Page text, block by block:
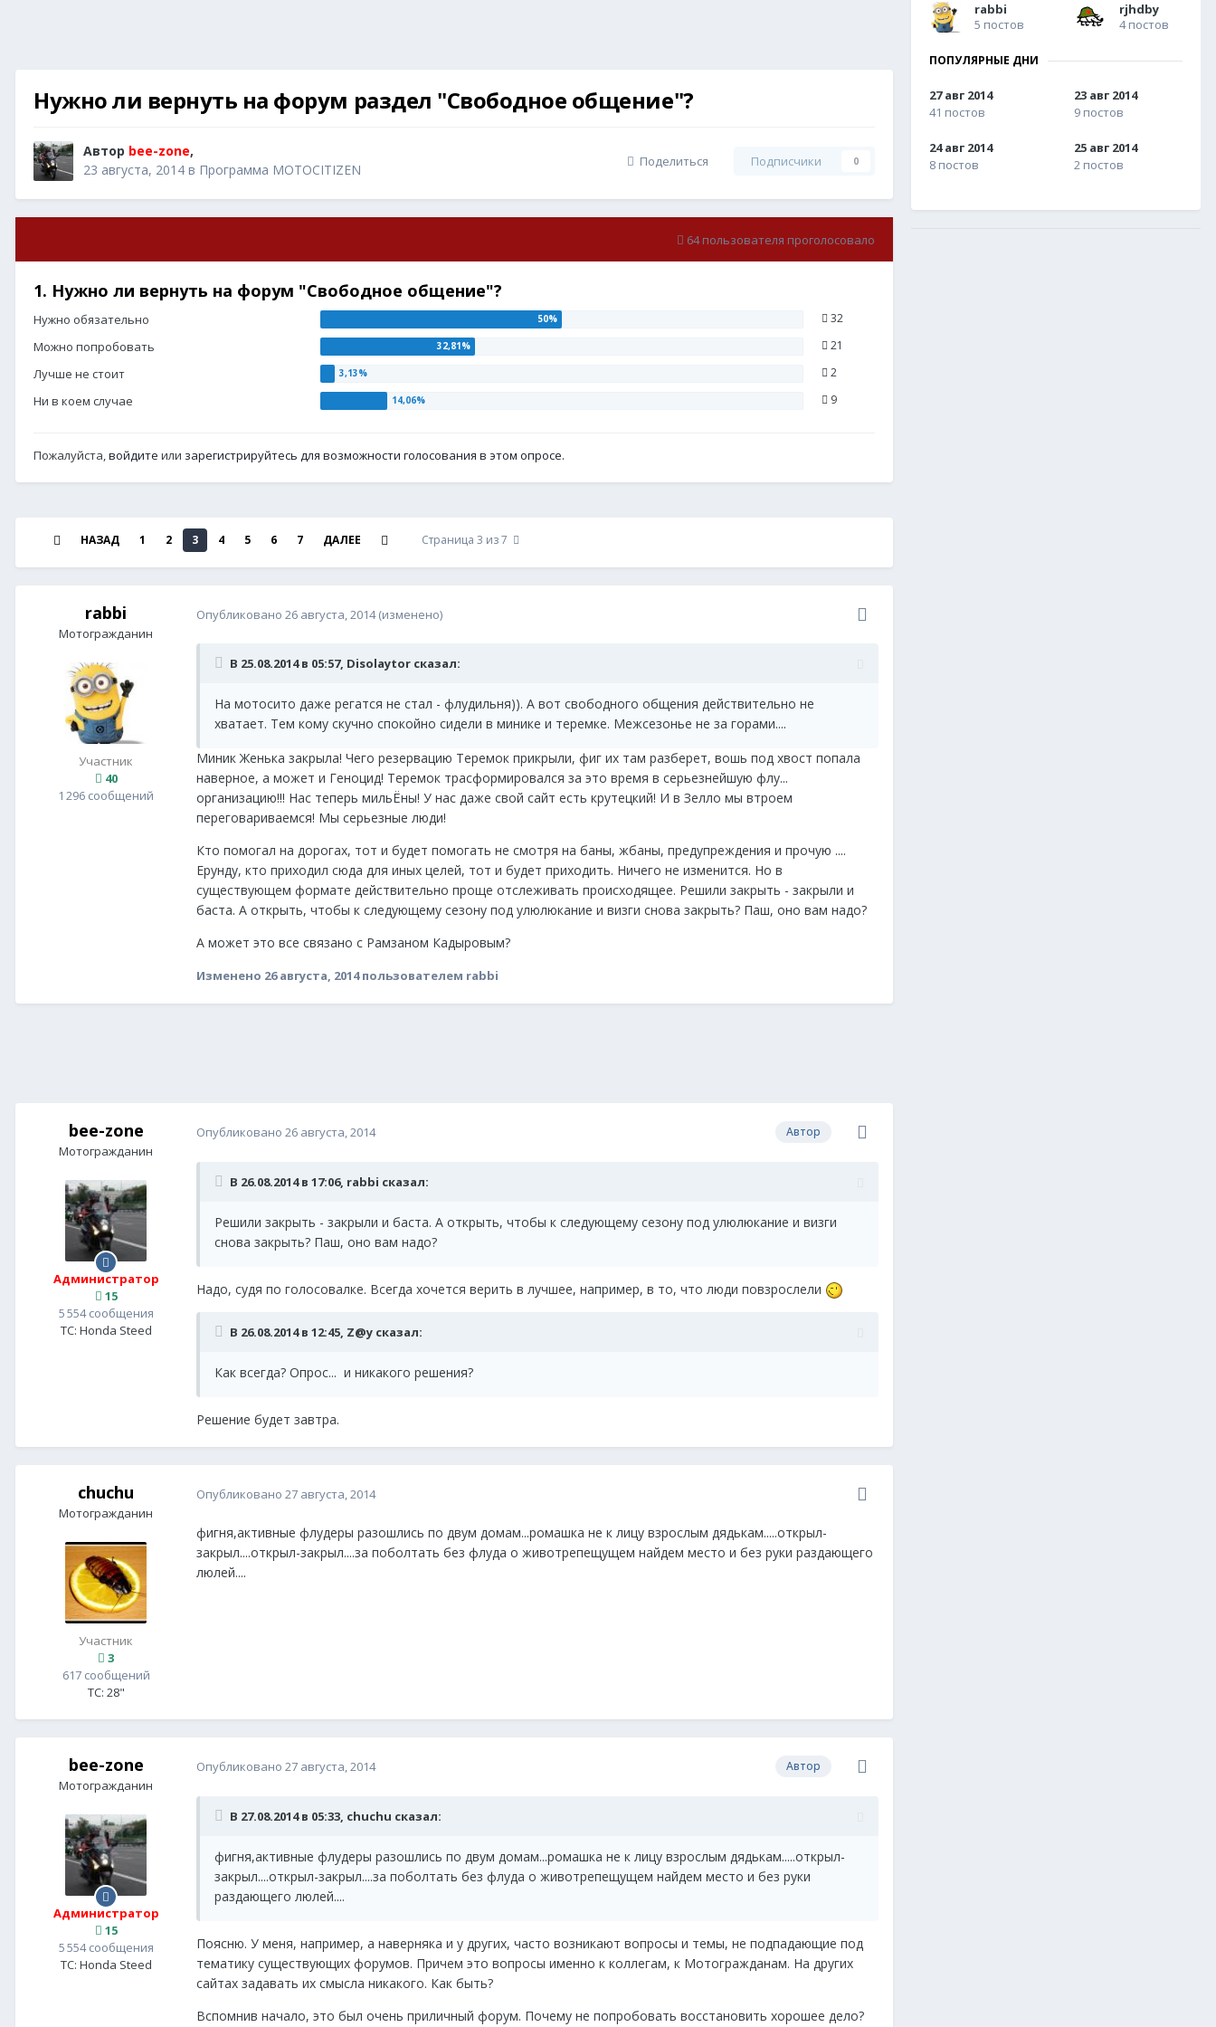
Нужно ли вернуть на форум раздел "Свободное общение"?
Автор bee-zone,
23 августа, 2014 в Программа MOTOCITIZEN Поделиться Подписчики 0
64 пользователя проголосовало
1. Нужно ли вернуть на форум "Свободное общение"?
Нужно обязательно 32
Можно попробовать 21
Лучше не стоит 2
Ни в коем случае 9
Пожалуйста,войдите или зарегистрируйтесь для возможности голосования в этом опросе.
НАЗАД 1 2 3 4 5 6 7 ДАЛЕЕ Страница 3 из 7
rabbi
Мотогражданин
Участник
40
1 296 сообщений
Опубликовано 26 августа, 2014 (изменено)
В 25.08.2014 в 05:57, Disolaytor сказал:
На мотосито даже регатся не стал - флудильня)). А вот свободного общения действительно не
хватает. Тем кому скучно спокойно сидели в минике и теремке. Межсезонье не за горами....
Миник Женька закрыла! Чего резервацию Теремок прикрыли, фиг их там разберет, вошь под хвост попала
наверное, а может и Геноцид! Теремок трасформировался за это время в серьезнейшую флу...
организацию!!! Нас теперь мильЁны! У нас даже свой сайт есть крутецкий! И в Зелло мы втроем
переговариваемся! Мы серьезные люди!
Кто помогал на дорогах, тот и будет помогать не смотря на баны, жбаны, предупреждения и прочую ....
Ерунду, кто приходил сюда для иных целей, тот и будет приходить. Ничего не изменится. Но в
существующем формате действительно проще отслеживать происходящее. Решили закрыть - закрыли и
баста. А открыть, чтобы к следующему сезону под улюлюкание и визги снова закрыть? Паш, оно вам надо?
А может это все связано с Рамзаном Кадыровым?
Изменено 26 августа, 2014пользователем rabbi
bee-zone
Мотогражданин
Администратор
15
5 554 сообщения
ТС: Honda Steed
Автор
Опубликовано 26 августа, 2014
В 26.08.2014 в 17:06, rabbi сказал:
Решили закрыть - закрыли и баста. А открыть, чтобы к следующему сезону под улюлюкание и визги
снова закрыть? Паш, оно вам надо?
Надо, судя по голосовалке. Всегда хочется верить в лучшее, например, в то, что люди повзрослели
В 26.08.2014 в 12:45, Z@y сказал:
Как всегда? Опрос... и никакого решения?
Решение будет завтра.
chuchu
Мотогражданин
Участник
3
617 сообщений
ТС: 28"
Опубликовано 27 августа, 2014
фигня,активные флудеры разошлись по двум домам...ромашка не к лицу взрослым дядькам.....открыл-
закрыл....открыл-закрыл....за поболтать без флуда о животрепещущем найдем место и без руки раздающего
люлей....
bee-zone
Мотогражданин
Администратор
15
5 554 сообщения
ТС: Honda Steed
Автор
Опубликовано 27 августа, 2014
В 27.08.2014 в 05:33, chuchu сказал:
фигня,активные флудеры разошлись по двум домам...ромашка не к лицу взрослым дядькам.....открыл-
закрыл....открыл-закрыл....за поболтать без флуда о животрепещущем найдем место и без руки
раздающего люлей....
Поясню. У меня, например, а наверняка и у других, часто возникают вопросы и темы, не подпадающие под
тематику существующих форумов. Причем это вопросы именно к коллегам, к Мотогражданам. На других
сайтах задавать их смысла никакого. Как быть?
Вспомнив начало, это был очень приличный форум. Почему не попробовать восстановить хорошее дело?
rabbi
5 постов
rjhdby
4 постов
ПОПУЛЯРНЫЕ ДНИ
27 авг 2014
41 постов
23 авг 2014
9 постов
24 авг 2014
8 постов
25 авг 2014
2 постов